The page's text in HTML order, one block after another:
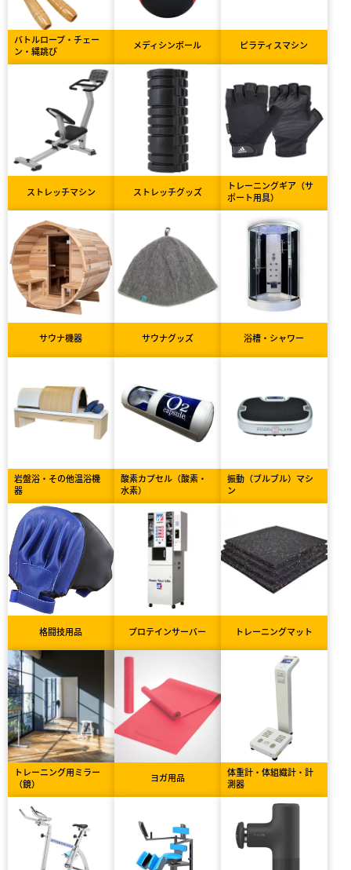
バトルロープ・チェー
ン・縄跳び
メディシンボール ピラティスマシン
ストレッチマシン ストレッチグッズ
トレーニングギア（サ
ポート用具）
サウナ機器 サウナグッズ 浴槽・シャワー
岩盤浴・その他温浴機
器
酸素カプセル（酸素・
水素）
振動（ブルブル）マシ
ン
格闘技用品 プロテインサーバー トレーニングマット
トレーニング用ミラー
（鏡）
ヨガ用品
体重計・体組織計・計
測器